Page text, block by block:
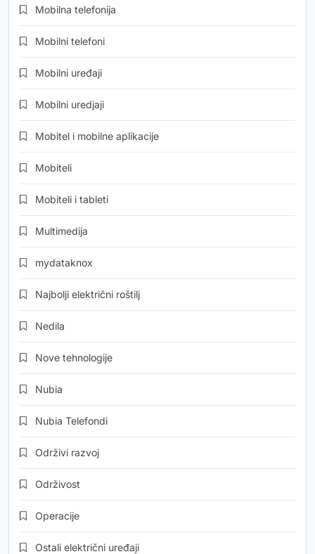
Mobilna telefonija
Mobilni telefoni
Mobilni uređaji
Mobilni uredjaji
Mobitel i mobilne aplikacije
Mobiteli
Mobiteli i tableti
Multimedija
mydataknox
Najbolji električni roštilj
Nedila
Nove tehnologije
Nubia
Nubia Telefondi
Održivi razvoj
Održivost
Operacije
Ostali električni uređaji